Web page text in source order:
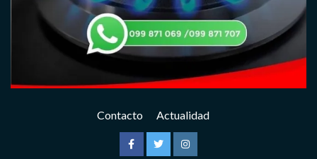
Contacto Actualidad
FacebookTwitterInstagram